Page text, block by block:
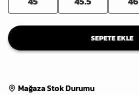
SEPETE EKLE
Mağaza Stok Durumu